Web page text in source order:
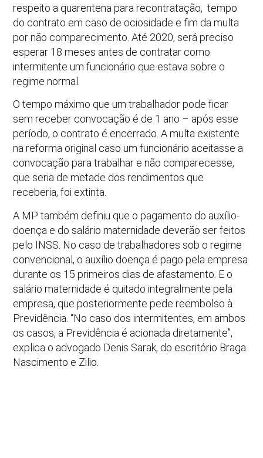
respeito a quarentena para recontratação, tempo
do contrato em caso de ociosidade e fim da multa
por não comparecimento. Até 2020, será preciso
esperar 18 meses antes de contratar como
intermitente um funcionário que estava sobre o
regime normal.
O tempo máximo que um trabalhador pode ficar
sem receber convocação é de 1 ano – após esse
período, o contrato é encerrado. A multa existente
na reforma original caso um funcionário aceitasse a
convocação para trabalhar e não comparecesse,
que seria de metade dos rendimentos que
receberia, foi extinta.
A MP também definiu que o pagamento do auxílio-
doença e do salário maternidade deverão ser feitos
pelo INSS. No caso de trabalhadores sob o regime
convencional, o auxílio doença é pago pela empresa
durante os 15 primeiros dias de afastamento. E o
salário maternidade é quitado integralmente pela
empresa, que posteriormente pede reembolso à
Previdência. “No caso dos intermitentes, em ambos
os casos, a Previdência é acionada diretamente”,
explica o advogado Denis Sarak, do escritório Braga
Nascimento e Zilio.